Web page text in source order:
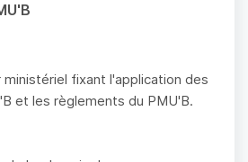
fixant l'application des
et les règlements du PMU'B.